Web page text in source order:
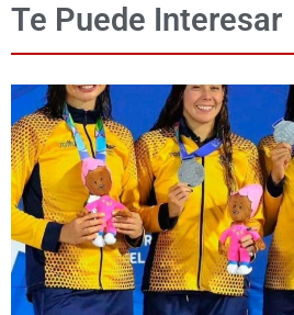
Te Puede Interesar